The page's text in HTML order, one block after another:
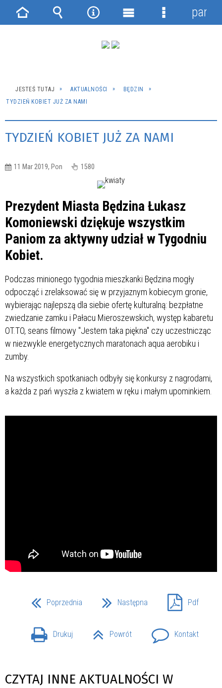
JESTEŚ TUTAJ AKTUALNOŚCI
BĘDZIN
TYDZIEŃ KOBIET JUŻ ZA NAMI
TYDZIEŃ KOBIET JUŻ ZA NAMI
11 Mar 2019, Pon 1580
Prezydent Miasta Będzina Łukasz
Komoniewski dziękuje wszystkim
Paniom za aktywny udział w Tygodniu
Kobiet.
Podczas minionego tygodnia mieszkanki Będzina mogły
odpocząć i zrelaksować się w przyjaznym kobiecym gronie,
wybierając najlepszą dla siebie ofertę kulturalną: bezpłatne
zwiedzanie zamku i Pałacu Mieroszewskich, występ kabaretu
OT.TO, seans filmowy "Jestem taka piękna" czy uczestnicząc
w niezwykle energetycznych maratonach aqua aerobiku i
zumby.
Na wszystkich spotkaniach odbyły się konkursy z nagrodami,
a każda z pań wyszła z kwiatem w ręku i małym upominkiem.
Poprzednia Następna Pdf
Drukuj Powrót Kontakt
CZYTAJ INNE AKTUALNOŚCI W
Strona Wyszukiwarka
NarzędziaMenu
Menu
panel